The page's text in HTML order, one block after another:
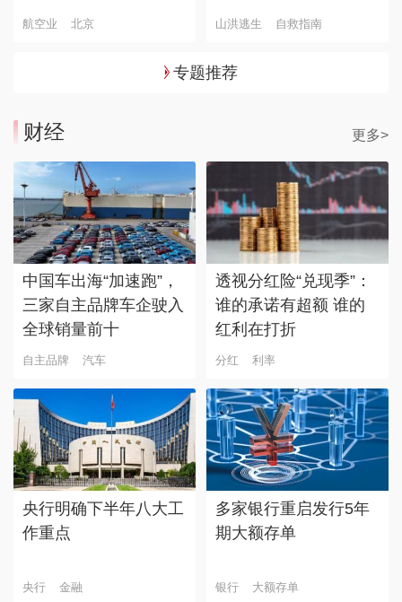
航空业 北京 山洪逃生 自救指南
专题推荐
财经 更多>
中国车出海“加速跑”，
三家自主品牌车企驶入
全球销量前十
自主品牌 汽车
透视分红险“兑现季”：
谁的承诺有超额 谁的
红利在打折
分红 利率
央行明确下半年八大工
作重点
央行 金融
多家银行重启发行5年
期大额存单
银行 大额存单